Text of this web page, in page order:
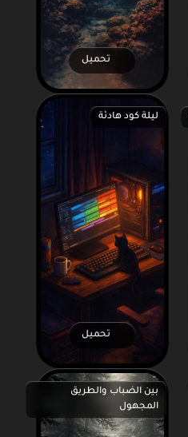
تحميل
ليلة كود هادئة
تحميل
بين الضباب والطريق
المجهول